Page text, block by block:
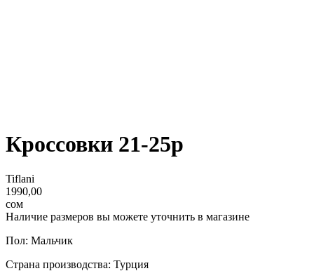
Кроссовки 21-25р
Tiflani
1990,00
сом
Наличие размеров вы можете уточнить в магазине
Пол: Мальчик
Страна производства: Турция